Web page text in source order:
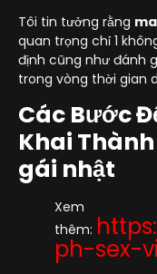
Tôi tin tưởng rằng
quan trọng chỉ 1
định cũng như đánh
trong vòng thời gian
Các Bước
Khai
gái nhật
Xem
thêm:
ph-sex-